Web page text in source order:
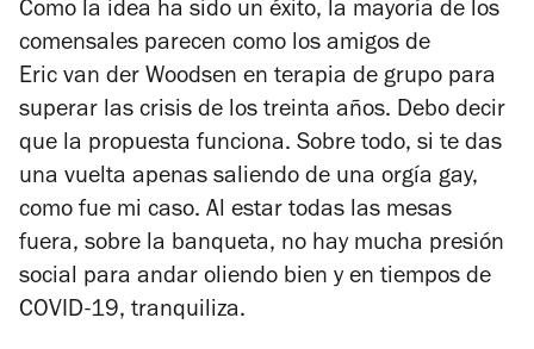
Como la idea ha sido un éxito, la mayoría de los
comensales parecen como los amigos de
Eric van der Woodsen en terapia de grupo para
superar las crisis de los treinta años. Debo decir
que la propuesta funciona. Sobre todo, si te das
una vuelta apenas saliendo de una orgía gay,
como fue mi caso. Al estar todas las mesas
fuera, sobre la banqueta, no hay mucha presión
social para andar oliendo bien y en tiempos de
COVID-19, tranquiliza.